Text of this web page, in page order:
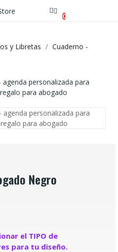
0
y Libretas
Cuaderno -
Negro
el TIPO de
para tu diseño.